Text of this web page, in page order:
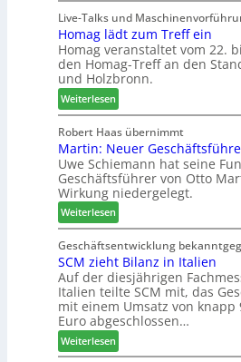
a
g
d
-
V
e
r
b
i
n
d
e
r
d
e
r
I
n
t
e
r
z
u
m
2
0
2
7
i
g
n
a
z
e
i
g
t
H
o
l
z
b
a
u
p
r
o
z
e
s
Live-Talks und
Homag lädt zum Treff ein
Homag veranstaltet vom 22.
den Homag-Treff an den
und Holzbronn.
Weiterlesen:
H
o
m
a
g
l
ä
d
t
z
u
m
T
r
e
f
Robert Haas übernimmt
Martin: Neuer
Uwe Schiemann hat seine
Geschäftsführer von Otto
Wirkung niedergelegt.
Weiterlesen:
M
a
r
t
n
:
N
e
Geschäftsentwicklung
SCM zieht Bilanz in Italien
Auf der diesjährigen
Italien teilte SCM mit, das
mit einem Umsatz von knapp
Euro abgeschlossen…
Weiterlesen:
S